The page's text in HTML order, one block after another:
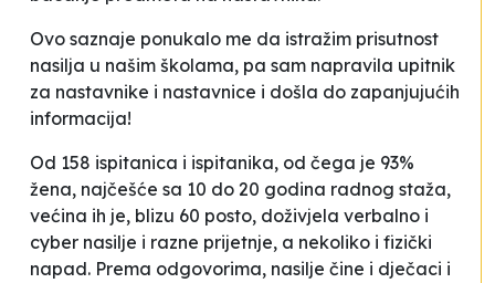
Ovo saznaje ponukalo me da istražim prisutnost
nasilja u našim školama, pa sam napravila upitnik
za nastavnike i nastavnice i došla do zapanjujućih
informacija!
Od 158 ispitanica i ispitanika, od čega je 93%
žena, najčešće sa 10 do 20 godina radnog staža,
većina ih je, blizu 60 posto, doživjela verbalno i
cyber nasilje i razne prijetnje, a nekoliko i fizički
napad. Prema odgovorima, nasilje čine i dječaci i